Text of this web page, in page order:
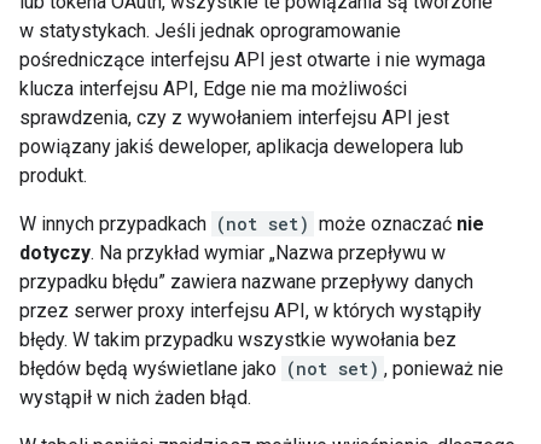
w statystykach. Jeśli jednak oprogramowanie
pośredniczące interfejsu API jest otwarte i nie wymaga
klucza interfejsu API, Edge nie ma możliwości
sprawdzenia, czy z wywołaniem interfejsu API jest
powiązany jakiś deweloper, aplikacja dewelopera lub
produkt.
W innych przypadkach (not set) może oznaczać nie
dotyczy. Na przykład wymiar „Nazwa przepływu w
przypadku błędu” zawiera nazwane przepływy danych
przez serwer proxy interfejsu API, w których wystąpiły
błędy. W takim przypadku wszystkie wywołania bez
błędów będą wyświetlane jako (not set) , ponieważ nie
wystąpił w nich żaden błąd.